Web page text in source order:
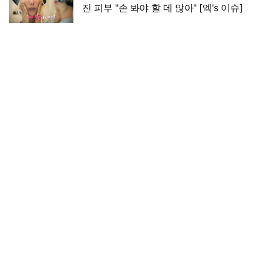
진 피부 "손 봐야 할 데 많아" [엑's 이슈]